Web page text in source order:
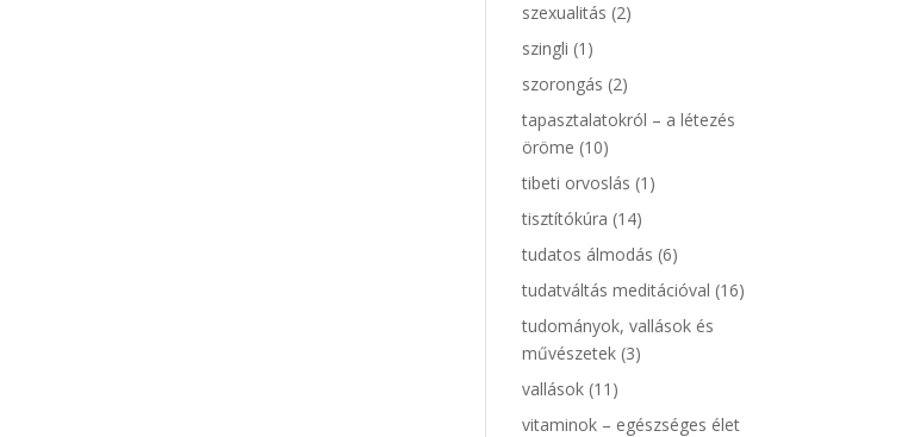
szexualitás (2)
szingli (1)
szorongás (2)
tapasztalatokról – a létezés
öröme (10)
tibeti orvoslás (1)
tisztítókúra (14)
tudatos álmodás (6)
tudatváltás meditációval (16)
tudományok, vallások és
művészetek (3)
vallások (11)
vitaminok – egészséges élet